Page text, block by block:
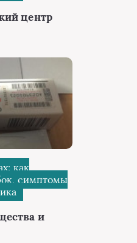
центр
как
симптомы
и